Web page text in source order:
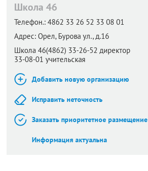
Школа 46
Телефон.: 4862 33 26 52 33 08 01
Адрес: Орел, Бурова ул., д.16
Школа 46(4862) 33-26-52 директор
33-08-01 учительская
Добавить новую организацию
Исправить неточность
Заказать приоритетное размещение
Информация актуальна